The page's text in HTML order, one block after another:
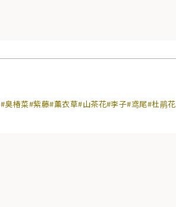
#臭椿菜#紫藤#薰衣草#山茶花#李子#鸢尾#杜鹃